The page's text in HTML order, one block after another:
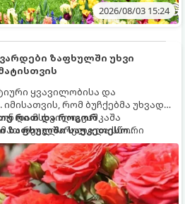
2026/08/03 15:24
ზაფხულში უხვი
ყვავილობისა და
რომ ბუჩქებმა უხვად,
და მსხვილი, კაშკაშა
მათ რეგულარული და სწორი
პერიოდში მცენარის
ამიტომ მნიშვნელოვანია
გამოიყენება ამ დროს.
რით და როგორ
ზაფხულში საუკეთესო